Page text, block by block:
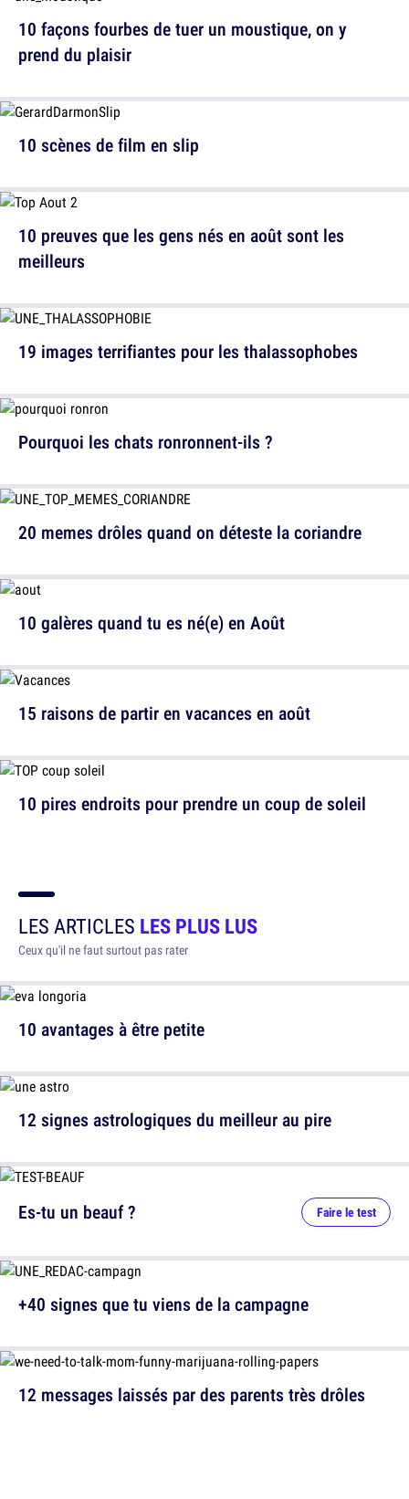
10 scènes de film en slip
19 images terrifiantes pour les thalassophobes
20 memes drôles quand on déteste la coriandre
15 raisons de partir en vacances en août
10 façons fourbes de tuer un moustique, on y
prend du plaisir
10 preuves que les gens nés en août sont les
meilleurs
Pourquoi les chats ronronnent-ils ?
10 galères quand tu es né(e) en Août
10 pires endroits pour prendre un coup de soleil
LES ARTICLES LES PLUS LUS
Ceux qu'il ne faut surtout pas rater
10 avantages à être petite
12 signes astrologiques du meilleur au pire
12 messages laissés par des parents très drôles
Es-tu un beauf ? Faire le test
+40 signes que tu viens de la campagne